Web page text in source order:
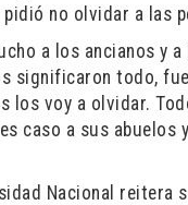
pidió no olvidar a las
a los ancianos y
significaron todo,
los voy a olvidar.
caso a sus abuelos
Nacional reitera